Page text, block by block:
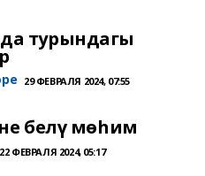
турындагы
29 ФЕВРАЛЯ 2024, 07:55
белү мөһим
22 ФЕВРАЛЯ 2024, 05:17